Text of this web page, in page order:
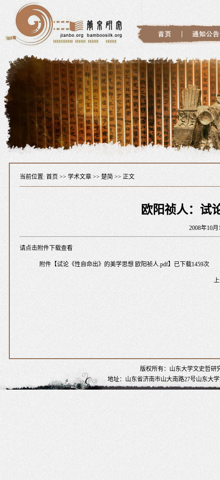
当前位置: 首页 >> 学术文章 >> 楚简 >> 正文
欧阳祯人：试
2008年10
请点击附件下载查看
附件【试论《性自命出》的美学思想 欧阳祯人.pdf】已下载1459次
版权所有：山东大学文史哲
地址：山东省济南市山大南路27号山东大